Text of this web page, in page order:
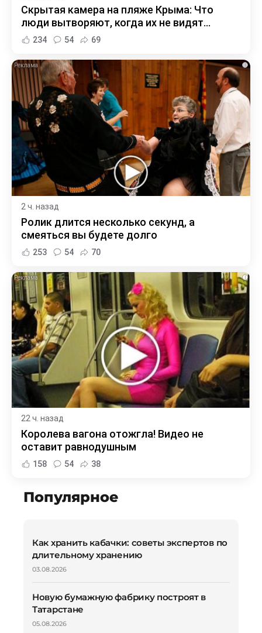
Скрытая камера на пляже Крыма: Что
люди вытворяют, когда их не видят...
234 54 69
i
2 ч. назад
Ролик длится несколько секунд, а
смеяться вы будете долго
253 54 70
i
22 ч. назад
Королева вагона отожгла! Видео не
оставит равнодушным
158 54 38
Популярное
Как хранить кабачки: советы экспертов по
длительному хранению
03.08.2026
Новую бумажную фабрику построят в
Татарстане
05.08.2026